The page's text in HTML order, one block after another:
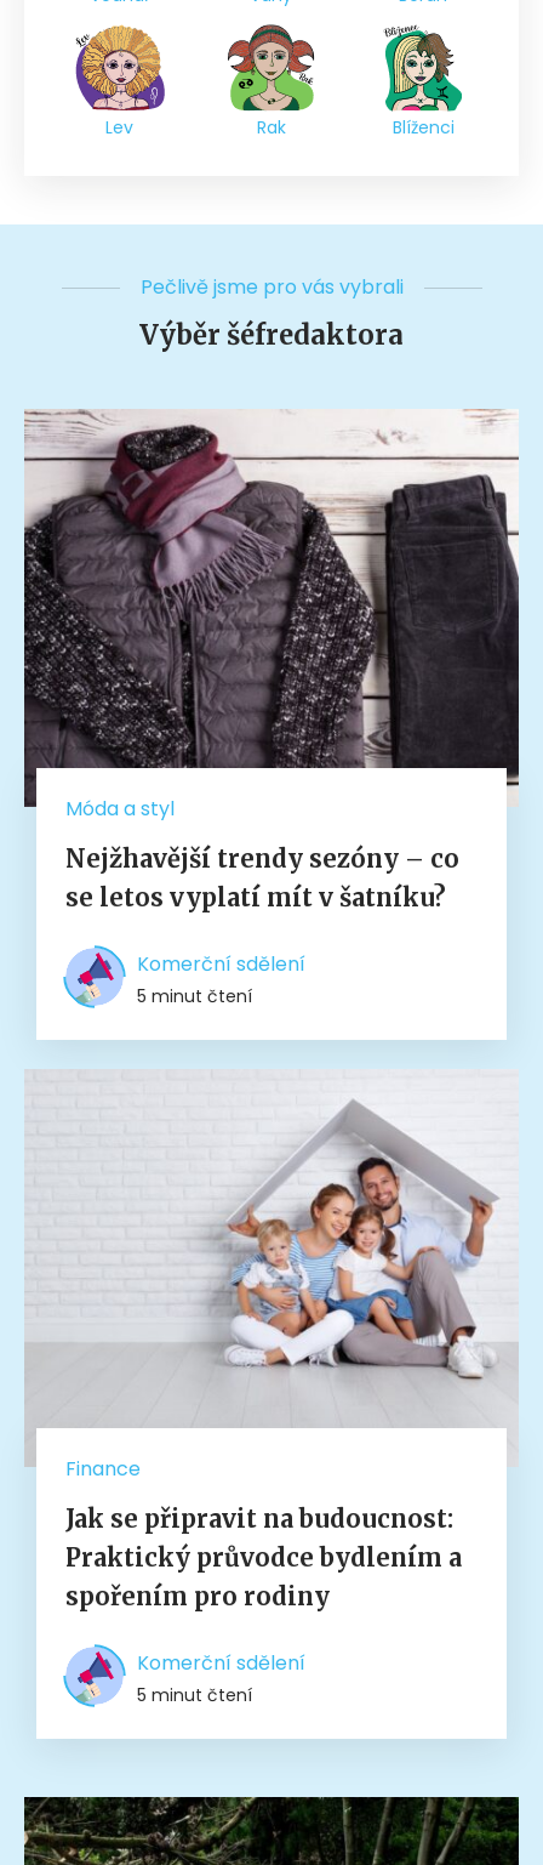
Lev Rak Blíženci
Pečlivě jsme pro vás vybrali
Výběr šéfredaktora
Móda a styl
Nejžhavější trendy sezóny – co
se letos vyplatí mít v šatníku?
Komerční sdělení
5 minut čtení
Finance
Jak se připravit na budoucnost:
Praktický průvodce bydlením a
spořením pro rodiny
Komerční sdělení
5 minut čtení